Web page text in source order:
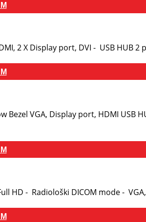
2 X Display port, DVI - USB HUB 2
Bezel VGA, Display port, HDMI USB
HD - Radiološki DICOM mode -